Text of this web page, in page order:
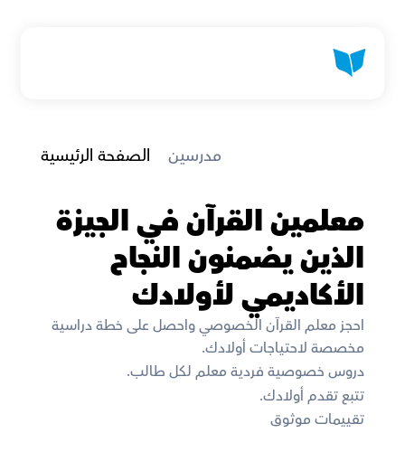
الصفحة الرئيسية مدرسين
معلمين القرآن في الجيزة
الذين يضمنون النجاح
الأكاديمي لأولادك
احجز معلم القرآن الخصوصي واحصل على خطة دراسية
مخصصة لاحتياجات أولادك.
دروس خصوصية فردية معلم لكل طالب.
تتبع تقدم أولادك.
تقييمات موثوق